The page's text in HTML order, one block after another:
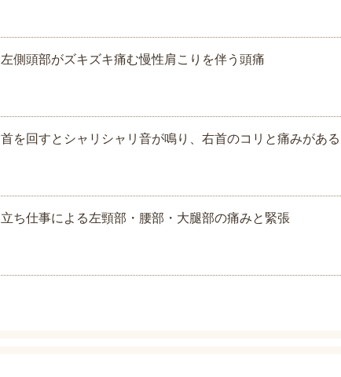
左側頭部がズキズキ痛む慢性肩こりを伴う頭痛
首を回すとシャリシャリ音が鳴り、右首のコリと痛みがある
立ち仕事による左頸部・腰部・大腿部の痛みと緊張